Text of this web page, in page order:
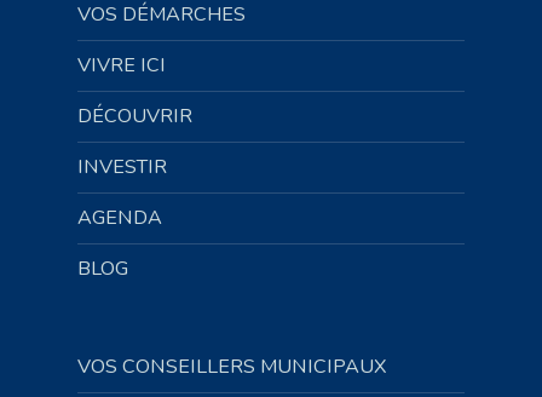
VOS DÉMARCHES
VIVRE ICI
DÉCOUVRIR
INVESTIR
AGENDA
BLOG
VOS CONSEILLERS MUNICIPAUX